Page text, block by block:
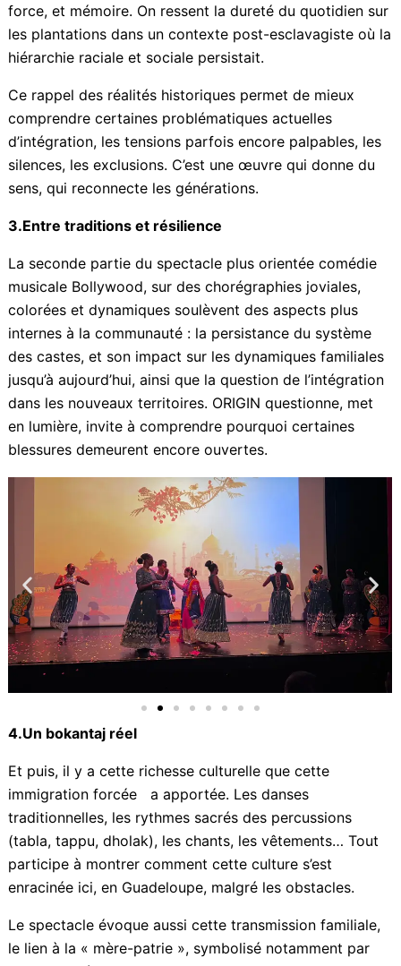
intégrés à travers la narration dansée portent
émotion, force, et mémoire. On ressent la dureté du
quotidien sur les plantations dans un contexte post-
persistait.
Ce rappel des réalités historiques permet de mieux
comprendre certaines problématiques actuelles
d’intégration, les tensions parfois encore palpables,
du sens, qui reconnecte les générations.
3.Entre traditions et résilience
La seconde partie du spectacle plus orientée comédie
musicale Bollywood, sur des chorégraphies joviales,
colorées et dynamiques soulèvent des aspects plus
internes à la communauté : la persistance du système
des castes, et son impact sur les dynamiques
familiales jusqu’à aujourd’hui, ainsi que la question de
l’intégration dans les nouveaux territoires. ORIGIN
pourquoi certaines blessures demeurent encore
4.Un bokantaj réel
Et puis, il y a cette richesse culturelle que cette
immigration forcée a apportée. Les danses
traditionnelles, les rythmes sacrés des percussions
(tabla, tappu, dholak), les chants, les vêtements… Tout
participe à montrer comment cette culture s’est
enracinée ici, en Guadeloupe, malgré les obstacles.